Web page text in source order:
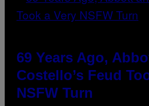
69 Years Ago,
Costello’s Feud
NSFW Turn